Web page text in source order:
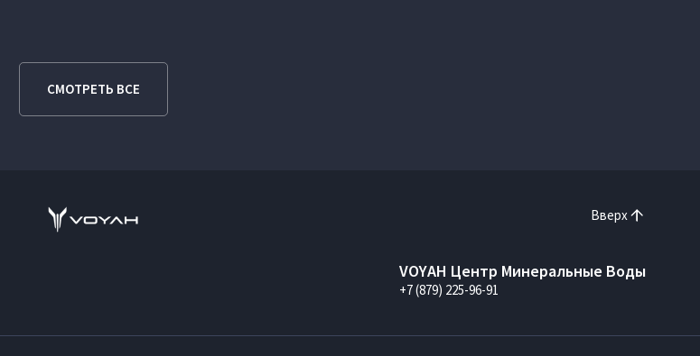
СМОТРЕТЬ ВСЕ
Вверх
VOYAH Центр Минеральные Воды
+7 (879) 225-96-91